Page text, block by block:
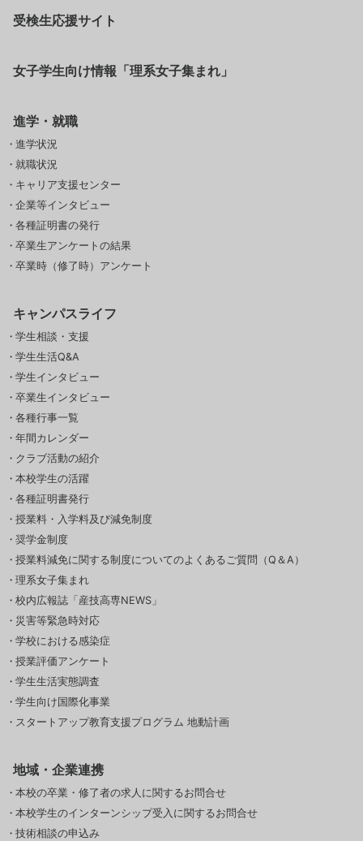
受検生応援サイト
女子学生向け情報「理系女子集まれ」
進学・就職
進学状況
就職状況
キャリア支援センター
企業等インタビュー
各種証明書の発行
卒業生アンケートの結果
卒業時（修了時）アンケート
キャンパスライフ
学生相談・支援
学生生活Q&A
学生インタビュー
卒業生インタビュー
各種行事一覧
年間カレンダー
クラブ活動の紹介
本校学生の活躍
各種証明書発行
授業料・入学料及び減免制度
奨学金制度
授業料減免に関する制度についてのよくあるご質問（Q＆A）
理系女子集まれ
校内広報誌「産技高専NEWS」
災害等緊急時対応
学校における感染症
授業評価アンケート
学生生活実態調査
学生向け国際化事業
スタートアップ教育支援プログラム 地動計画
地域・企業連携
本校の卒業・修了者の求人に関するお問合せ
本校学生のインターンシップ受入に関するお問合せ
技術相談の申込み